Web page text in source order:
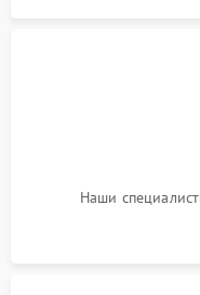
Наши